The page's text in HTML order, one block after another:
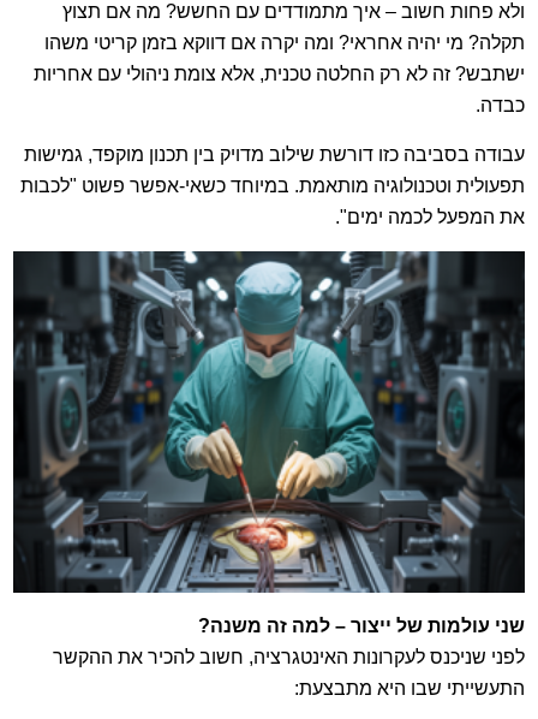
ולא פחות חשוב – איך מתמודדים עם החשש? מה אם תצוץ
תקלה? מי יהיה אחראי? ומה יקרה אם דווקא בזמן קריטי משהו
ישתבש? זה לא רק החלטה טכנית, אלא צומת ניהולי עם אחריות
כבדה.
עבודה בסביבה כזו דורשת שילוב מדויק בין תכנון מוקפד, גמישות
תפעולית וטכנולוגיה מותאמת. במיוחד כשאי-אפשר פשוט "לכבות
את המפעל לכמה ימים".
שני עולמות של ייצור – למה זה משנה?
לפני שניכנס לעקרונות האינטגרציה, חשוב להכיר את ההקשר
התעשייתי שבו היא מתבצעת: